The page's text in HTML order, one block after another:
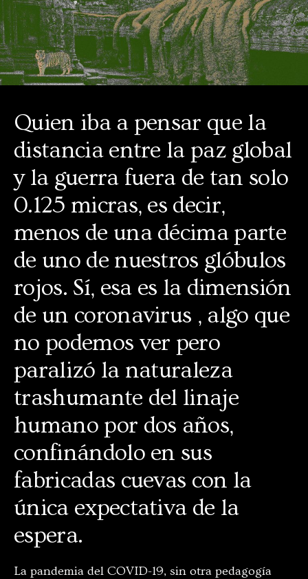
Quien iba a pensar que la
distancia entre la paz global
y la guerra fuera de tan solo
0.125 micras, es decir,
menos de una décima parte
de uno de nuestros glóbulos
rojos. Sí, esa es la dimensión
de un coronavirus , algo que
no podemos ver pero
paralizó la naturaleza
trashumante del linaje
humano por dos años,
confinándolo en sus
fabricadas cuevas con la
única expectativa de la
espera.
La pandemia del COVID-19, sin otra pedagogía